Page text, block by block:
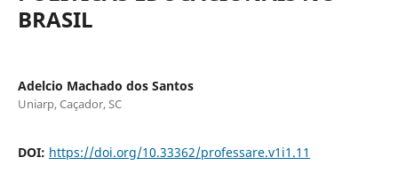
BRASIL
Adelcio Machado dos Santos
Uniarp, Caçador, SC
DOI: https://doi.org/10.33362/professare.v1i1.11